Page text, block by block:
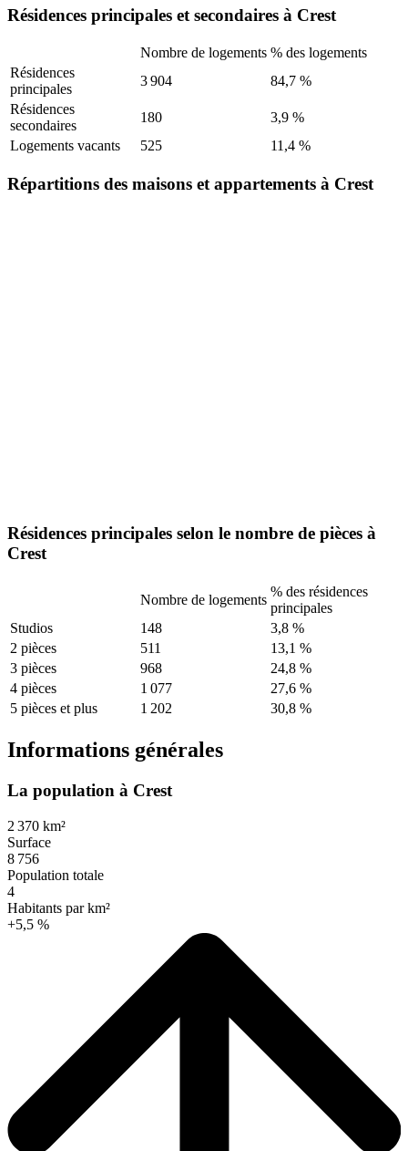
Résidences principales et secondaires à Crest
Nombre de logements % des logements
Résidences
principales
3 904
84,7 %
Résidences
secondaires
180
3,9 %
Logements vacants
525 11,4 %
Répartitions des maisons et appartements à Crest
Résidences principales selon le nombre de pièces à
Crest
Nombre de logements
% des résidences
principales
Studios
148
3,8 %
2 pièces
511
13,1 %
3 pièces
968
24,8 %
4 pièces
1 077
27,6 %
5 pièces et plus
1 202 30,8 %
Informations générales
La population à Crest
2 370 km²
Surface
8 756
Population totale
4
Habitants par km²
+5,5 %